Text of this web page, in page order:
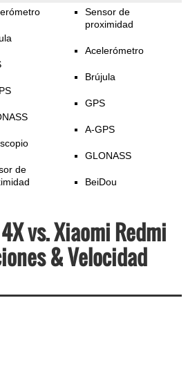
de
Sensor de
proximidad
Acelerómetro
Brújula
GPS
A-GPS
GLONASS
BeiDou
vs. Xiaomi Redmi
& Velocidad